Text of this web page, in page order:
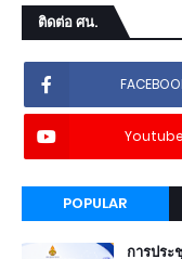
ติดต่อ ศน.
Youtube
POPULAR
การประ